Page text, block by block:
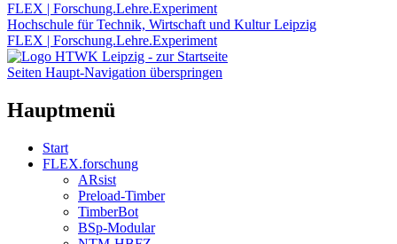
FLEX | Forschung.Lehre.Experiment
Hochschule für Technik, Wirtschaft und Kultur Leipzig
FLEX | Forschung.Lehre.Experiment
Seiten Haupt-Navigation überspringen
Hauptmenü
Start
FLEX.forschung
ARsist
Preload-Timber
TimberBot
BSp-Modular